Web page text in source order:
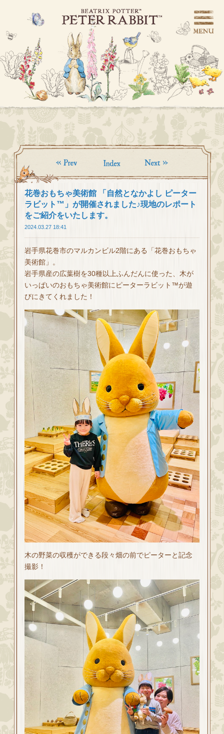
花巻おもちゃ美術館 「自然となかよし ピーター
ラビット™」が開催されました♪現地のレポート
をご紹介をいたします。
2024.03.27 18:41
岩手県花巻市のマルカンビル2階にある「花巻おもちゃ
美術館」。
岩手県産の広葉樹を30種以上ふんだんに使った、木が
いっぱいのおもちゃ美術館にピーターラビット™が遊
びにきてくれました！
木の野菜の収穫ができる段々畑の前でピーターと記念
撮影！